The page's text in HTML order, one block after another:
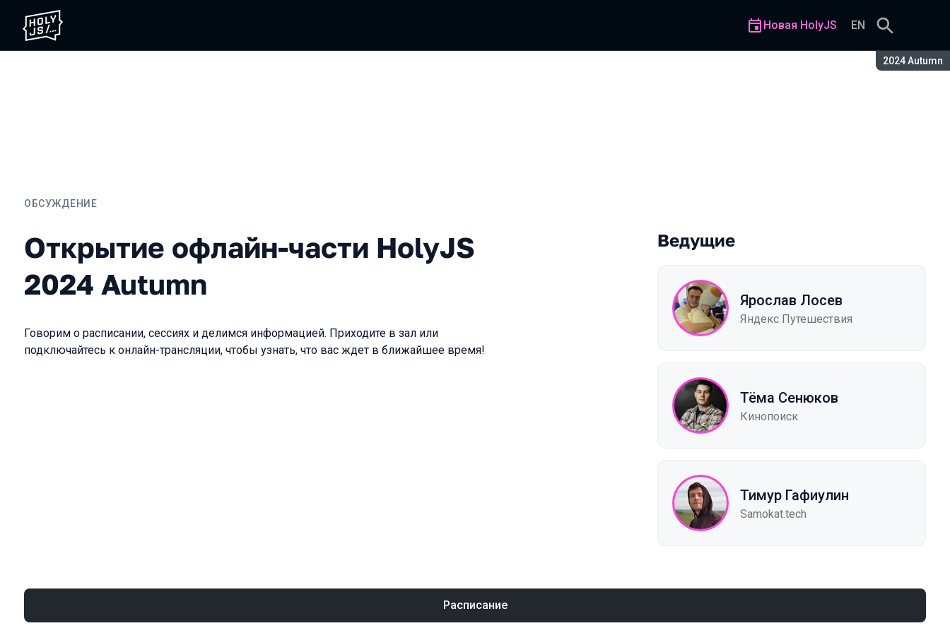
Сезон:
2024 Autumn
Новая HolyJS EN
ОБСУЖДЕНИЕ
Открытие офлайн-части HolyJS 2024 Autumn
Открытие офлайн-части HolyJS
2024 Autumn
Говорим о расписании, сессиях и делимся информацией. Приходите в зал или
подключайтесь к онлайн-трансляции, чтобы узнать, что вас ждет в ближайшее время!
Ведущие
Ярослав Лосев
Яндекс Путешествия
Тёма Сенюков
Кинопоиск
Тимур Гафиулин
Samokat.tech
Расписание